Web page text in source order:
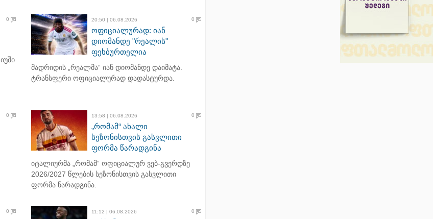
0 20:50 | 06.08.2026 0
ოფიციალურად: იან
დიომანდე "რეალის"
ფეხბურთელია
მადრიდის „რეალმა“ იან დიომანდე დაიმატა.
ტრანსფერი ოფიციალურად დადასტურდა.
0 13:58 | 06.08.2026 0
„რომამ“ ახალი
სეზონისთვის გასვლითი
ფორმა წარადგინა
იტალიურმა „რომამ“ ოფიციალურ ვებ-გვერდზე
2026/2027 წლების სეზონისთვის გასვლითი
ფორმა წარადგინა.
0 11:12 | 06.08.2026 0